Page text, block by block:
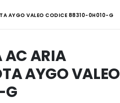
AYGO VALEO CODICE 88310-0H010-G
AC ARIA
AYGO VALEO
G